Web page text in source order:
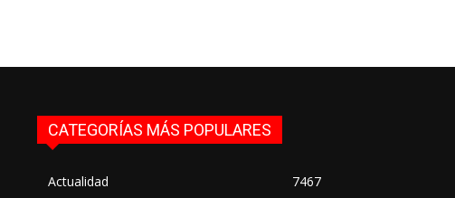
CATEGORÍAS MÁS POPULARES
Actualidad
7467